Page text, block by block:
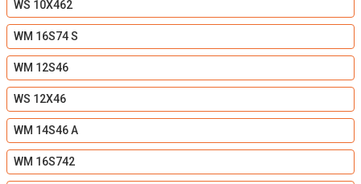
WS 10X462
WM 16S74 S
WM 12S46
WS 12X46
WM 14S46 A
WM 16S742